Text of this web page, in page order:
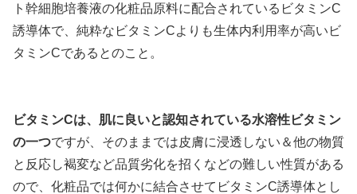
ト幹細胞培養液の化粧品原料に配合されているビタミンC
誘導体で、純粋なビタミンCよりも生体内利用率が高いビ
タミンCであるとのこと。
ビタミンCは、肌に良いと認知されている水溶性ビタミン
の一つですが、そのままでは皮膚に浸透しない＆他の物質
と反応し褐変など品質劣化を招くなどの難しい性質がある
ので、化粧品では何かに結合させてビタミンC誘導体とし